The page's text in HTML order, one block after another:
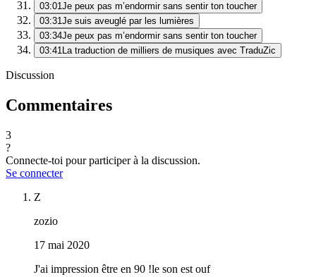
03:01Je peux pas m’endormir sans sentir ton toucher
03:31Je suis aveuglé par les lumières
03:34Je peux pas m’endormir sans sentir ton toucher
03:41La traduction de milliers de musiques avec TraduZic
Discussion
Commentaires
3
?
Connecte-toi pour participer à la discussion.
Se connecter
Z
zozio
17 mai 2020
J'ai impression être en 90 !le son est ouf